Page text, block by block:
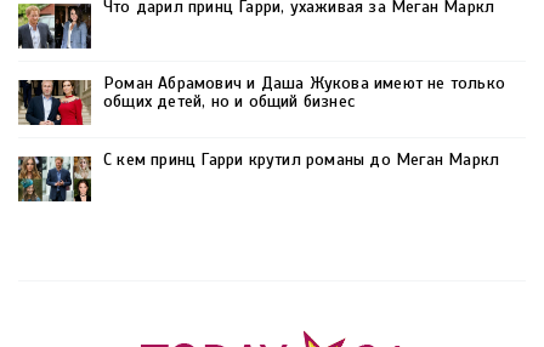
Что дарил принц Гарри, ухаживая за Меган Маркл
Роман Абрамович и Даша Жукова имеют не только
общих детей, но и общий бизнес
С кем принц Гарри крутил романы до Меган Маркл